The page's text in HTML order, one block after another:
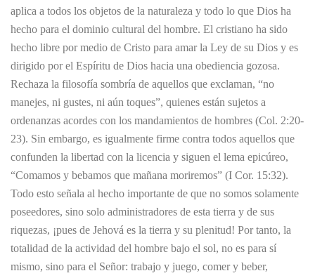
aplica a todos los objetos de la naturaleza y todo lo que Dios ha
hecho para el dominio cultural del hombre. El cristiano ha sido
hecho libre por medio de Cristo para amar la Ley de su Dios y es
dirigido por el Espíritu de Dios hacia una obediencia gozosa.
Rechaza la filosofía sombría de aquellos que exclaman, “no
manejes, ni gustes, ni aún toques”, quienes están sujetos a
ordenanzas acordes con los mandamientos de hombres (Col. 2:20-
23). Sin embargo, es igualmente firme contra todos aquellos que
confunden la libertad con la licencia y siguen el lema epicúreo,
“Comamos y bebamos que mañana moriremos” (I Cor. 15:32).
Todo esto señala al hecho importante de que no somos solamente
poseedores, sino solo administradores de esta tierra y de sus
riquezas, ¡pues de Jehová es la tierra y su plenitud! Por tanto, la
totalidad de la actividad del hombre bajo el sol, no es para sí
mismo, sino para el Señor: trabajo y juego, comer y beber,